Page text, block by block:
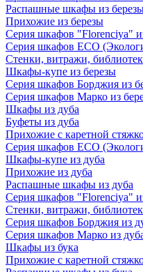
Распашные шкафы из
Прихожие из березы
Серия шкафов "Florenciya"
Серия шкафов ECO
Стенки, витражи,
Шкафы-купе из березы
Серия шкафов Борджия из
Серия шкафов Марко из
Шкафы из дуба
Буфеты из дуба
Прихожие с каретной
Серия шкафов ECO
Шкафы-купе из дуба
Прихожие из дуба
Распашные шкафы из дуба
Серия шкафов "Florenciya"
Стенки, витражи,
Серия шкафов Борджия из
Серия шкафов Марко из
Шкафы из бука
Прихожие с каретной